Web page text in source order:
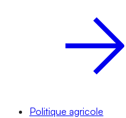
Politique agricole